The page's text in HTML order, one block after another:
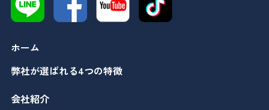
ホーム
弊社が選ばれる4つの特徴
会社紹介